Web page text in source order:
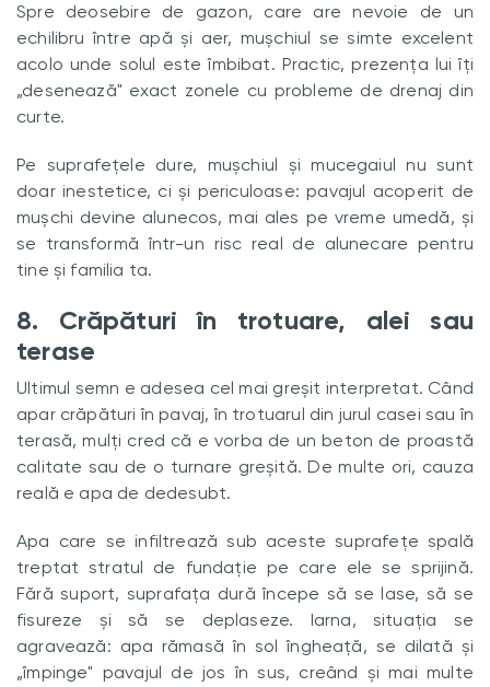
Spre deosebire de gazon, care are nevoie de un
echilibru între apă și aer, mușchiul se simte excelent
acolo unde solul este îmbibat. Practic, prezența lui îți
„desenează" exact zonele cu probleme de drenaj din
curte.
Pe suprafețele dure, mușchiul și mucegaiul nu sunt
doar inestetice, ci și periculoase: pavajul acoperit de
mușchi devine alunecos, mai ales pe vreme umedă, și
se transformă într-un risc real de alunecare pentru
tine și familia ta.
8. Crăpături în trotuare, alei sau
terase
Ultimul semn e adesea cel mai greșit interpretat. Când
apar crăpături în pavaj, în trotuarul din jurul casei sau în
terasă, mulți cred că e vorba de un beton de proastă
calitate sau de o turnare greșită. De multe ori, cauza
reală e apa de dedesubt.
Apa care se infiltrează sub aceste suprafețe spală
treptat stratul de fundație pe care ele se sprijină.
Fără suport, suprafața dură începe să se lase, să se
fisureze și să se deplaseze. Iarna, situația se
agravează: apa rămasă în sol îngheață, se dilată și
„împinge" pavajul de jos în sus, creând și mai multe